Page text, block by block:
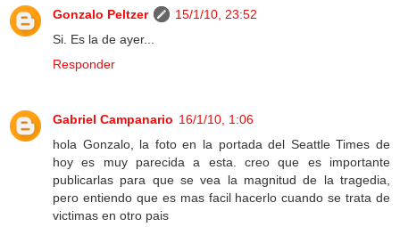
Gonzalo Peltzer
15/1/10, 23:52
Si. Es la de ayer...
Responder
Gabriel Campanario 16/1/10, 1:06
hola Gonzalo, la foto en la portada del Seattle Times de
hoy es muy parecida a esta. creo que es importante
publicarlas para que se vea la magnitud de la tragedia,
pero entiendo que es mas facil hacerlo cuando se trata de
victimas en otro pais